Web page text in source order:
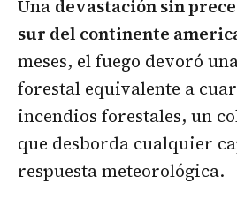
Una devastación sin
sur del continente
meses, el fuego devoró
forestal equivalente a
incendios forestales, un
que desborda cualquier
respuesta meteorológica.